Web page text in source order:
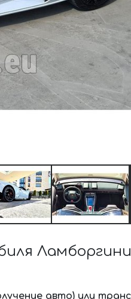
Ламборгини
авто) или